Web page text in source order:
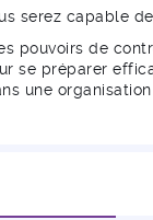
serez capable
pouvoirs de
se préparer
une